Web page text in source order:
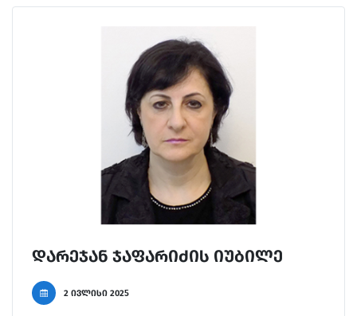
დარეჯან ჯაფარიძის იუბილე
2 ივლისი 2025